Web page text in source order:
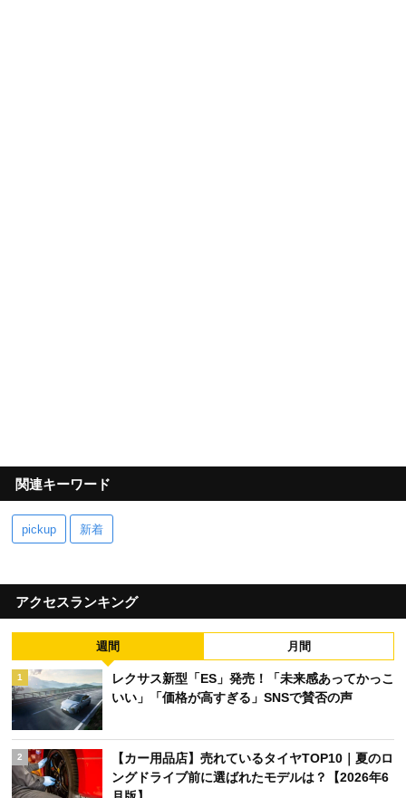
関連キーワード
pickup 新着
アクセスランキング
週間 月間
1
レクサス新型「ES」発売！「未来感あってかっこ
いい」「価格が高すぎる」SNSで賛否の声
2
【カー用品店】売れているタイヤTOP10｜夏のロ
ングドライブ前に選ばれたモデルは？【2026年6